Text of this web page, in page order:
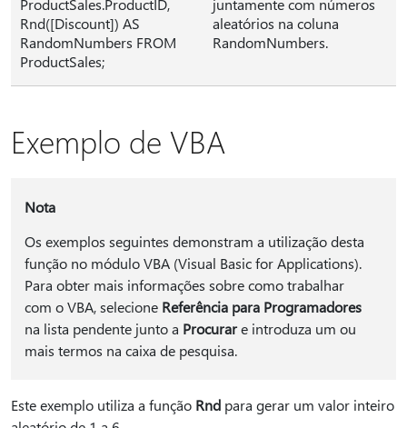
ProductSales.ProductID,
Rnd([Discount]) AS
RandomNumbers FROM
ProductSales;
juntamente com números
aleatórios na coluna
RandomNumbers.
Exemplo de VBA
Nota
Os exemplos seguintes demonstram a utilização desta
função no módulo VBA (Visual Basic for Applications).
Para obter mais informações sobre como trabalhar
com o VBA, selecione Referência para Programadores
na lista pendente junto a Procurare introduza um ou
mais termos na caixa de pesquisa.
Este exemplo utiliza a função Rnd para gerar um valor inteiro